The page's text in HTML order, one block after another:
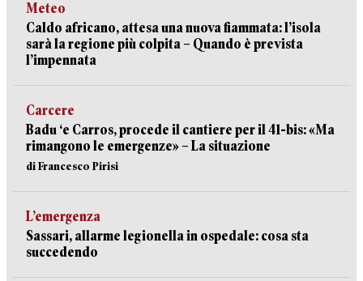
Meteo
Caldo africano, attesa una nuova fiammata: l’isola
sarà la regione più colpita – Quando è prevista
l’impennata
Carcere
Badu ‘e Carros, procede il cantiere per il 41-bis: «Ma
rimangono le emergenze» – La situazione
di Francesco Pirisi
L’emergenza
Sassari, allarme legionella in ospedale: cosa sta
succedendo